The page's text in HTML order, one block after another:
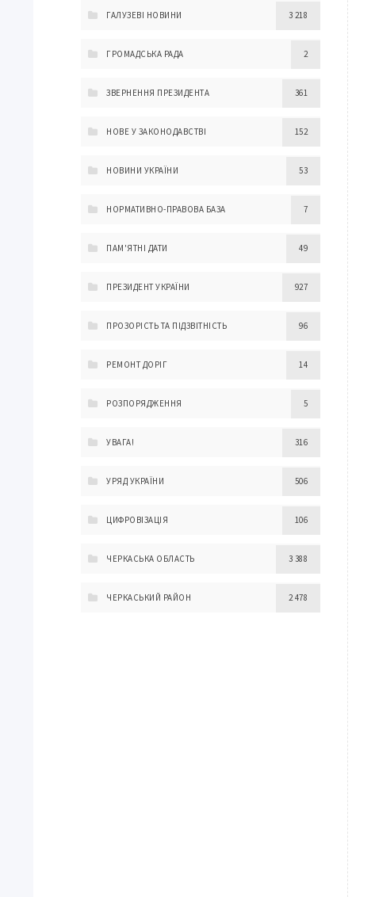
ГАЛУЗЕВІ НОВИНИ 3 218
ГРОМАДСЬКА РАДА 2
ЗВЕРНЕННЯ ПРЕЗИДЕНТА 361
НОВЕ У ЗАКОНОДАВСТВІ 152
НОВИНИ УКРАЇНИ 53
НОРМАТИВНО-ПРАВОВА БАЗА 7
ПАМ'ЯТНІ ДАТИ 49
ПРЕЗИДЕНТ УКРАЇНИ 927
ПРОЗОРІСТЬ ТА ПІДЗВІТНІСТЬ 96
РЕМОНТ ДОРІГ 14
РОЗПОРЯДЖЕННЯ 5
УВАГА! 316
УРЯД УКРАЇНИ 506
ЦИФРОВІЗАЦІЯ 106
ЧЕРКАСЬКА ОБЛАСТЬ 3 388
ЧЕРКАСЬКИЙ РАЙОН 2 478